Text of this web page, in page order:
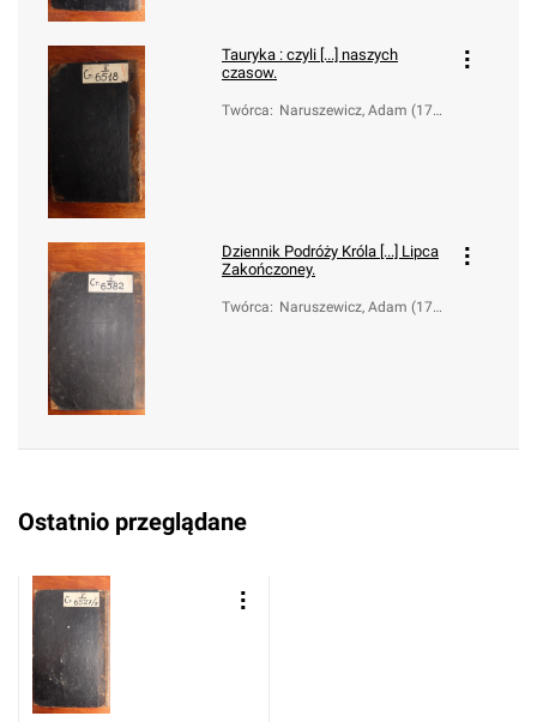
Tauryka : czyli [...] naszych
czasow.
Twórca: Naruszewicz, Adam (173
Dziennik Podróży Króla [...] Lipca
Zakończoney.
Twórca: Naruszewicz, Adam (173
Ostatnio przeglądane